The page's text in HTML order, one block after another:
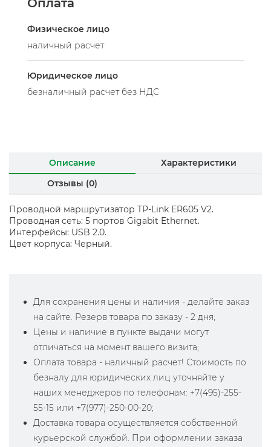
Оплата
Физическое лицо
наличный расчет
Юридическое лицо
безналичный расчет без НДС
Описание
Характеристики
Отзывы (0)
Проводной маршрутизатор TP-Link ER605 V2.
Проводная сеть: 5 портов Gigabit Ethernet.
Интерфейсы: USB 2.0.
Цвет корпуса: Черный.
Для сохранения цены и наличия - делайте заказ
на сайте. Резерв товара по заказу - 2 дня;
Цены и наличие в пункте выдачи могут
отличаться на момент вашего визита;
Оплата товара - наличный расчет! Стоимость по
безналу для юридических лиц уточняйте у
наших менеджеров по телефонам: +7(495)-255-
55-15 или +7(977)-250-00-20;
Доставка товара осуществляется собственной
курьерской службой. При оформлении заказа